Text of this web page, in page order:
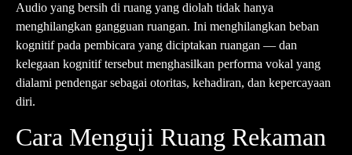
Audio yang bersih di ruang yang diolah tidak hanya
menghilangkan gangguan ruangan. Ini menghilangkan beban
kognitif pada pembicara yang diciptakan ruangan — dan
kelegaan kognitif tersebut menghasilkan performa vokal yang
dialami pendengar sebagai otoritas, kehadiran, dan kepercayaan
diri.
Cara Menguji Ruang Rekaman